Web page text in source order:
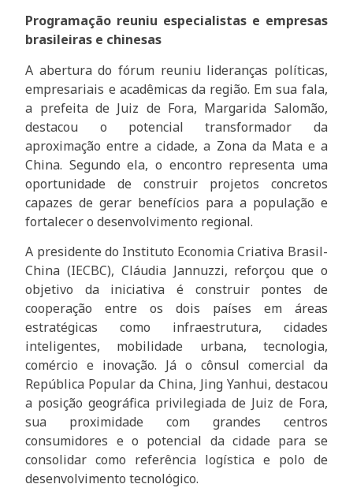
Programação reuniu especialistas e empresas
brasileiras e chinesas
A abertura do fórum reuniu lideranças políticas,
empresariais e acadêmicas da região. Em sua fala,
a prefeita de Juiz de Fora, Margarida Salomão,
destacou o potencial transformador da
aproximação entre a cidade, a Zona da Mata e a
China. Segundo ela, o encontro representa uma
oportunidade de construir projetos concretos
capazes de gerar benefícios para a população e
fortalecer o desenvolvimento regional.
A presidente do Instituto Economia Criativa Brasil-
China (IECBC), Cláudia Jannuzzi, reforçou que o
objetivo da iniciativa é construir pontes de
cooperação entre os dois países em áreas
estratégicas como infraestrutura, cidades
inteligentes, mobilidade urbana, tecnologia,
comércio e inovação. Já o cônsul comercial da
República Popular da China, Jing Yanhui, destacou
a posição geográfica privilegiada de Juiz de Fora,
sua proximidade com grandes centros
consumidores e o potencial da cidade para se
consolidar como referência logística e polo de
desenvolvimento tecnológico.